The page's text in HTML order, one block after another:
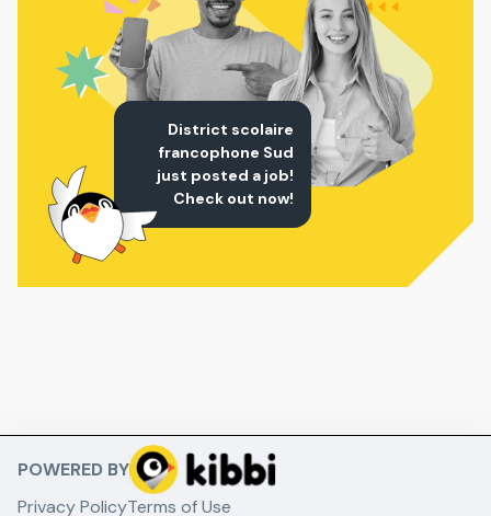
District scolaire
francophone Sud
just posted a job!
Check out now!
POWERED BY
Privacy PolicyTerms of Use